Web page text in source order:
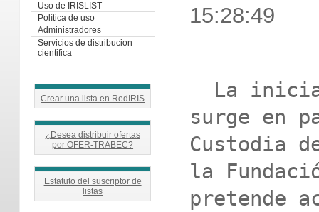
Uso de IRISLIST
Política de uso
Administradores
Servicios de distribucion
cientifica
Crear una lista en RedIRIS
¿Desea distribuir ofertas
por OFER-TRABEC?
Estatuto del suscriptor de
listas
15:28:49
surge en
Custodia
la
pretende